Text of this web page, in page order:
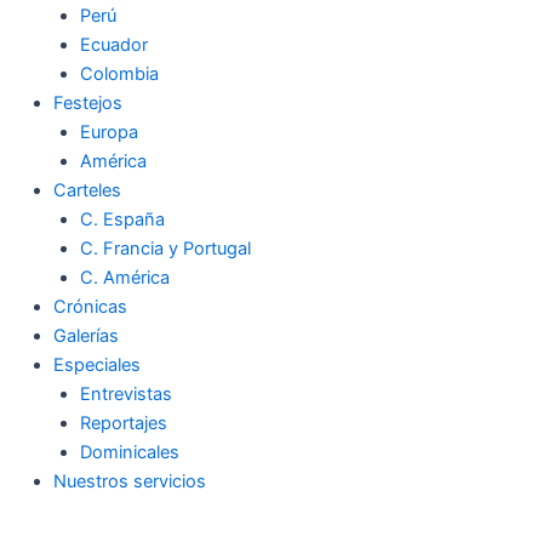
Perú
Ecuador
Colombia
Festejos
Europa
América
Carteles
C. España
C. Francia y Portugal
C. América
Crónicas
Galerías
Especiales
Entrevistas
Reportajes
Dominicales
Nuestros servicios